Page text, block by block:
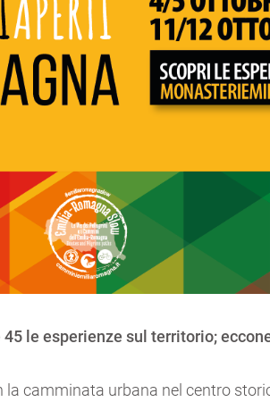
le esperienze sul territorio;
la camminata urbana nel centro